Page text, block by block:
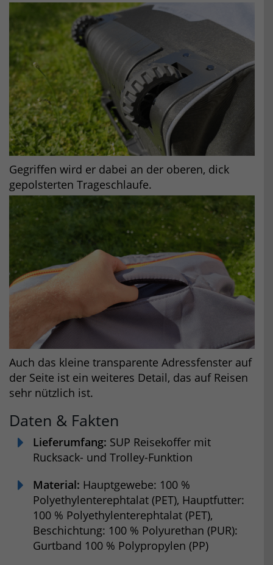
Gegriffen wird er dabei an der oberen, dick
gepolsterten Trageschlaufe.
Auch das kleine transparente Adressfenster auf
der Seite ist ein weiteres Detail, das auf Reisen
sehr nützlich ist.
Daten & Fakten
Lieferumfang: SUP Reisekoffer mit
Rucksack- und Trolley-Funktion
Material: Hauptgewebe: 100 %
Polyethylenterephtalat (PET), Hauptfutter:
100 % Polyethylenterephtalat (PET),
Beschichtung: 100 % Polyurethan (PUR):
Gurtband 100 % Polypropylen (PP)